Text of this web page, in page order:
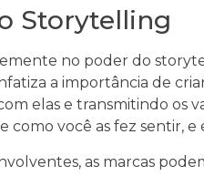
Storytelling
no poder do
a importância de
elas e transmitindo os
como você as fez sentir,
as marcas